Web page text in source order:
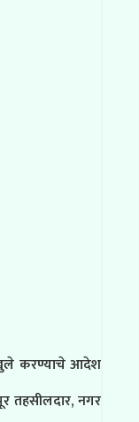
खुले करण्याचे आदेश
तहसीलदार, नगर